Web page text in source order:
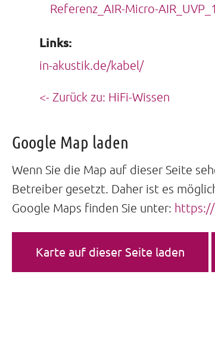
Referenz_AIR-Micro-
Links:
in-akustik.de/kabel/
<- Zurück zu: HiFi-Wissen
Google Map laden
Wenn Sie die Map auf dieser Seite
Betreiber gesetzt. Daher ist es
Google Maps finden Sie unter:
Karte auf dieser Seite laden